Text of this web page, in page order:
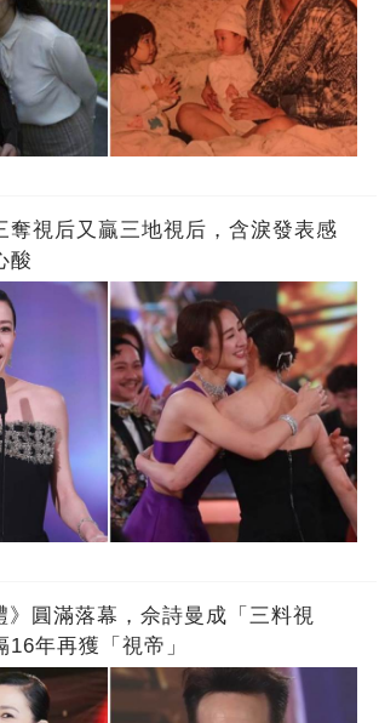
奪視后又贏三地視后，含淚發表感
酸
》圓滿落幕，佘詩曼成「三料視
年再獲「視帝」